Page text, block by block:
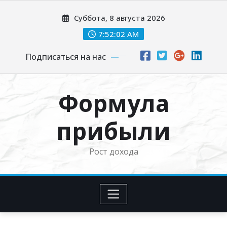
Суббота, 8 августа 2026
7:52:03 AM
Подписаться на нас
Формула
прибыли
Рост дохода